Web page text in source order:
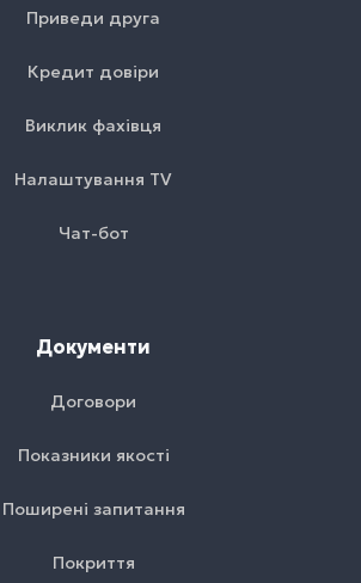
Приведи друга
Кредит довіри
Виклик фахівця
Налаштування TV
Чат-бот
Документи
Договори
Показники якості
Поширені запитання
Покриття